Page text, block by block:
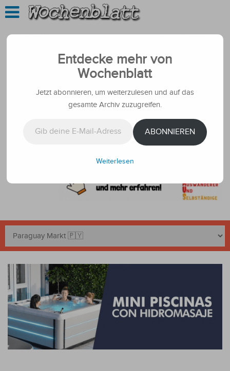
Entdecke mehr von
Wochenblatt
Jetzt abonnieren, um weiterzulesen und auf das
gesamte Archiv zuzugreifen.
ABONNIEREN
Weiterlesen